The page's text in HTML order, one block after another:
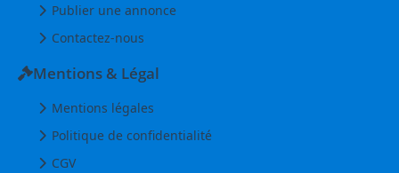
Publier une annonce
Contactez-nous
Mentions & Légal
Mentions légales
Politique de confidentialité
CGV